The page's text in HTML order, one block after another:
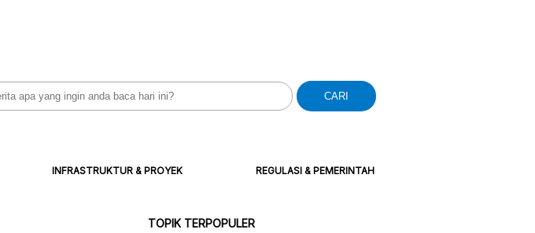
CARI
INFRASTRUKTUR & PROYEK REGULASI & PEMERINTAH
TOPIK TERPOPULER